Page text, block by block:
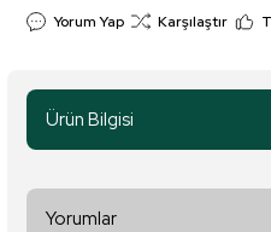
Yorum Yap Karşılaştır
Ürün Bilgisi
Yorumlar